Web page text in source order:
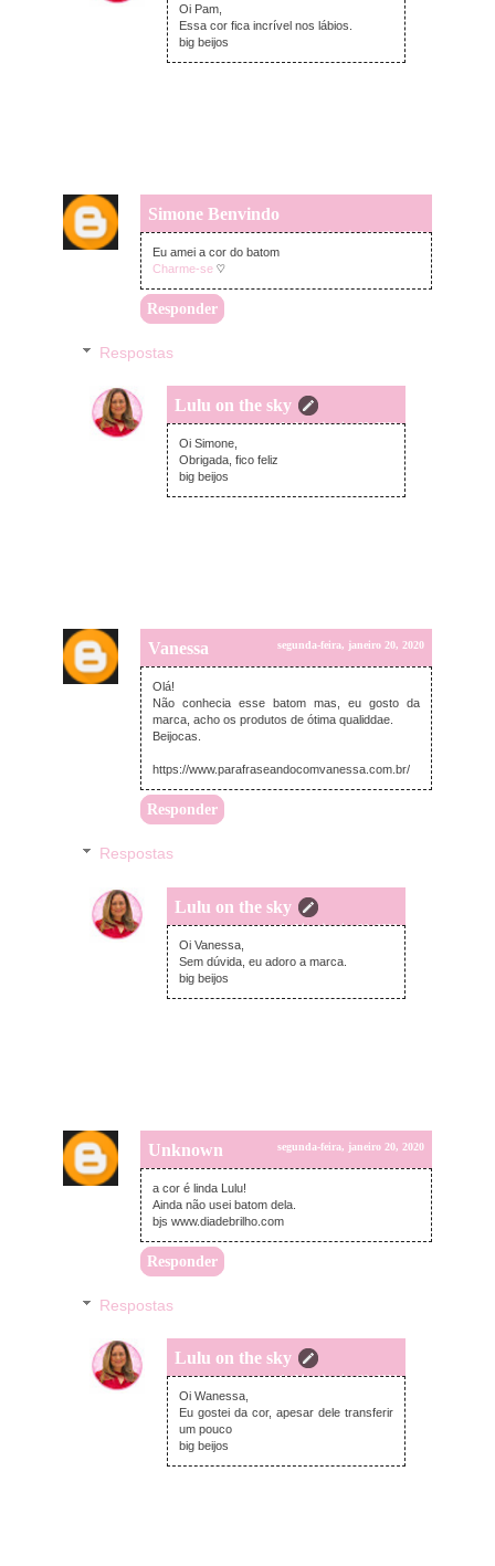
Oi Pam,
Essa cor fica incrível nos lábios.
big beijos
Simone Benvindo
segunda-feira, janeiro 20, 2020
Eu amei a cor do batom
Charme-se ♡
Responder
Respostas
Lulu on the sky
segunda-feira, janeiro 20, 2020
Oi Simone,
Obrigada, fico feliz
big beijos
Vanessa segunda-feira, janeiro 20, 2020
Olá!
Não conhecia esse batom mas, eu gosto da
marca, acho os produtos de ótima qualiddae.
Beijocas.
https://www.parafraseandocomvanessa.com.br/
Responder
Respostas
Lulu on the sky
segunda-feira, janeiro 20, 2020
Oi Vanessa,
Sem dúvida, eu adoro a marca.
big beijos
Unknown segunda-feira, janeiro 20, 2020
a cor é linda Lulu!
Ainda não usei batom dela.
bjs www.diadebrilho.com
Responder
Respostas
Lulu on the sky
segunda-feira, janeiro 20, 2020
Oi Wanessa,
Eu gostei da cor, apesar dele transferir
um pouco
big beijos